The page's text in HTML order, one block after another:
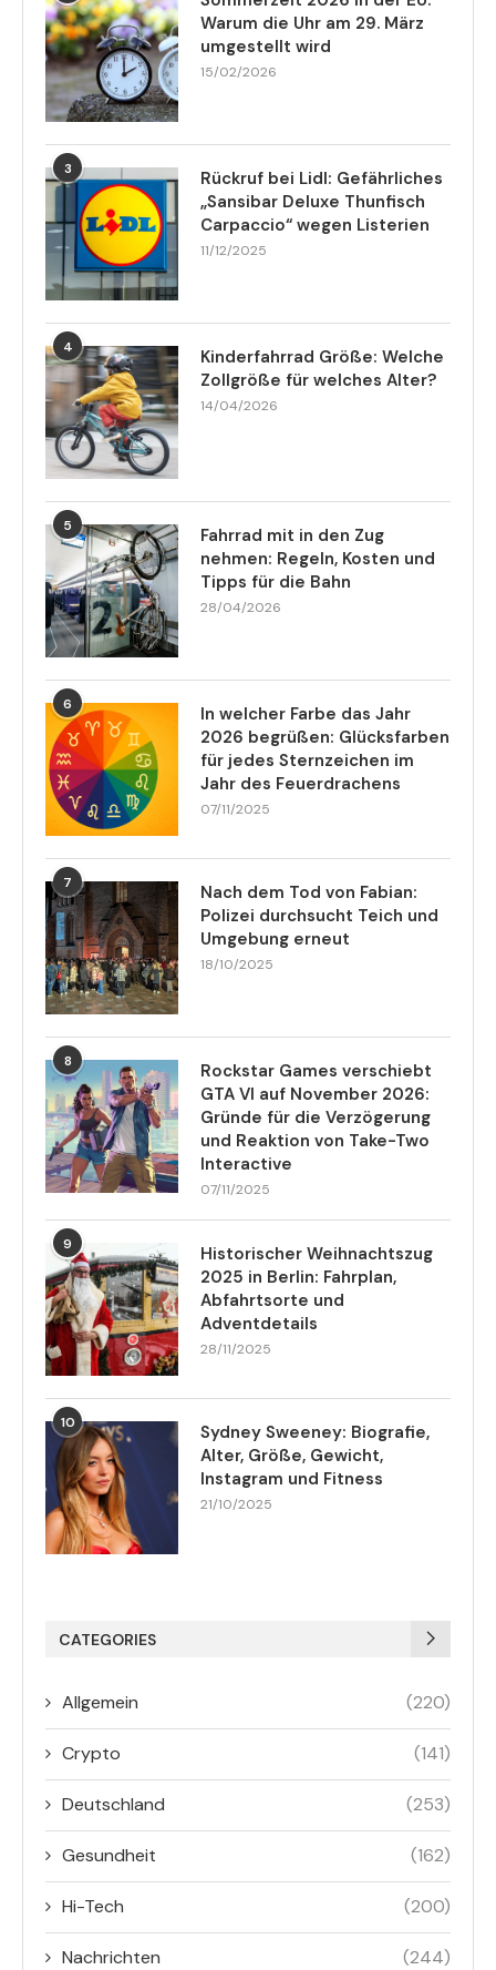
Warum die Uhr am 29. März
umgestellt wird
15/02/2026
3
Rückruf bei Lidl: Gefährliches
„Sansibar Deluxe Thunfisch
Carpaccio“ wegen Listerien
11/12/2025
4
Kinderfahrrad Größe: Welche
Zollgröße für welches Alter?
14/04/2026
5
Fahrrad mit in den Zug
nehmen: Regeln, Kosten und
Tipps für die Bahn
28/04/2026
6
In welcher Farbe das Jahr
2026 begrüßen: Glücksfarben
für jedes Sternzeichen im
Jahr des Feuerdrachens
07/11/2025
7
Nach dem Tod von Fabian:
Polizei durchsucht Teich und
Umgebung erneut
18/10/2025
8
Rockstar Games verschiebt
GTA VI auf November 2026:
Gründe für die Verzögerung
und Reaktion von Take-Two
Interactive
07/11/2025
9
Historischer Weihnachtszug
2025 in Berlin: Fahrplan,
Abfahrtsorte und
Adventdetails
28/11/2025
10
Sydney Sweeney: Biografie,
Alter, Größe, Gewicht,
Instagram und Fitness
21/10/2025
CATEGORIES
Allgemein (220)
Crypto (141)
Deutschland (253)
Gesundheit (162)
Hi-Tech (200)
Nachrichten (244)